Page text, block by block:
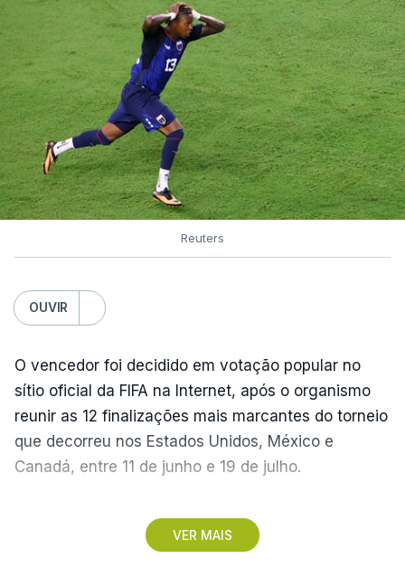
Reuters
OUVIR
VER MAIS
O vencedor foi decidido em votação popular no
sítio oficial da FIFA na Internet, após o organismo
reunir as 12 finalizações mais marcantes do torneio
que decorreu nos Estados Unidos, México e
Canadá, entre 11 de junho e 19 de julho.
Lopes Cabral conquistou o prémio graças ao
remate de pé direito que colocou a bola no ângulo